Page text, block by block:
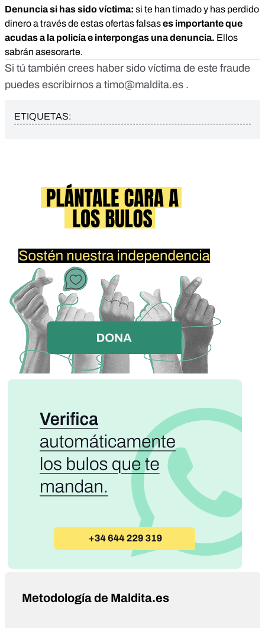
Denuncia si has sido víctima: si te han timado y has perdido
dinero a través de estas ofertas falsases importante que
acudas a la policía e interpongas una denuncia. Ellos
sabrán asesorarte.
Si tú también crees haber sido víctima de este fraude
puedes escribirnos a timo@maldita.es .
ETIQUETAS:
Metodología de Maldita.es